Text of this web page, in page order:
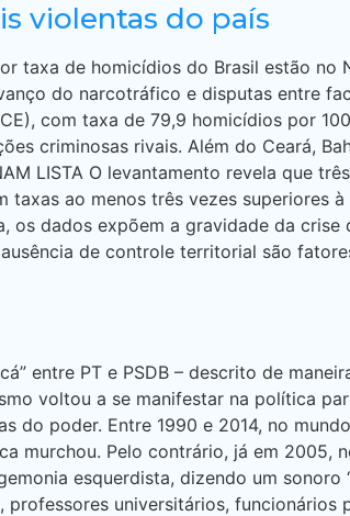
violentas do país
taxa de homicídios do Brasil estão no
do narcotráfico e disputas entre
com taxa de 79,9 homicídios por
criminosas rivais. Além do Ceará,
LISTA O levantamento revela que
taxas ao menos três vezes superiores
os dados expõem a gravidade da crise
de controle territorial são
entre PT e PSDB – descrito de
voltou a se manifestar na política
do poder. Entre 1990 e 2014, no
murchou. Pelo contrário, já em 2005,
esquerdista, dizendo um
universitários,